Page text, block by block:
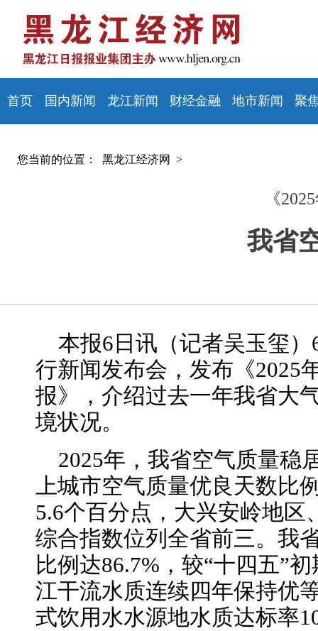
首页 国内新闻 龙江新闻 财经金融 地市新闻 聚
您当前的位置： 黑龙江经济网 >
《
我省
本报6日讯（记者吴玉玺
行新闻发布会，发布《2025
报》，介绍过去一年我省大
境状况。
2025年，我省空气质量稳
上城市空气质量优良天数比
5.6个百分点，大兴安岭地
综合指数位列全省前三。我
比例达86.7%，较“十四五”
江干流水质连续四年保持优
式饮用水水源地水质达标率